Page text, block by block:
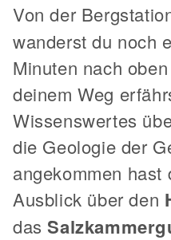
Von der
wanderst du noch
Minuten nach
deinem Weg
Wissenswertes
die Geologie der
angekommen hast
Ausblick über den
das